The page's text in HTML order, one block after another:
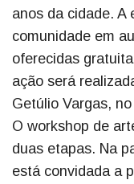
anos da cidade. A
comunidade em
oferecidas
ação será
Getúlio Vargas,
O workshop de
duas etapas. Na
está convidada a